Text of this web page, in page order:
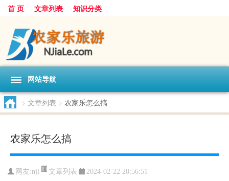
首 页 文章列表 知识分类
网站导航
> 文章列表 > 农家乐怎么搞
农家乐怎么搞
网友:njl 文章列表 2024-02-22 20:56:51